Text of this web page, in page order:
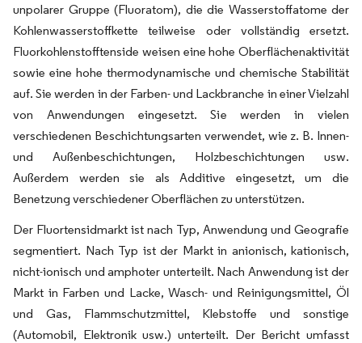
unpolarer Gruppe (Fluoratom), die die Wasserstoffatome der
Kohlenwasserstoffkette teilweise oder vollständig ersetzt.
Fluorkohlenstofftenside weisen eine hohe Oberflächenaktivität
sowie eine hohe thermodynamische und chemische Stabilität
auf. Sie werden in der Farben- und Lackbranche in einer Vielzahl
von Anwendungen eingesetzt. Sie werden in vielen
verschiedenen Beschichtungsarten verwendet, wie z. B. Innen-
und Außenbeschichtungen, Holzbeschichtungen usw.
Außerdem werden sie als Additive eingesetzt, um die
Benetzung verschiedener Oberflächen zu unterstützen.
Der Fluortensidmarkt ist nach Typ, Anwendung und Geografie
segmentiert. Nach Typ ist der Markt in anionisch, kationisch,
nicht-ionisch und amphoter unterteilt. Nach Anwendung ist der
Markt in Farben und Lacke, Wasch- und Reinigungsmittel, Öl
und Gas, Flammschutzmittel, Klebstoffe und sonstige
(Automobil, Elektronik usw.) unterteilt. Der Bericht umfasst